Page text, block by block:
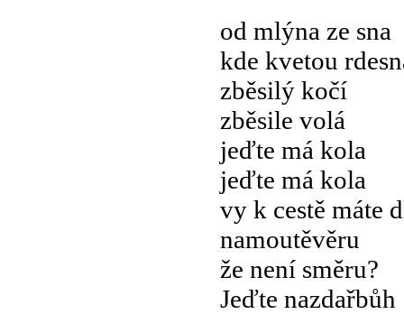
od mlýna ze sna
kde kvetou
zběsilý kočí
zběsile volá
jeďte má kola
jeďte má kola
vy k cestě máte
namoutěvěru
že není směru?
Jeďte nazdařbůh